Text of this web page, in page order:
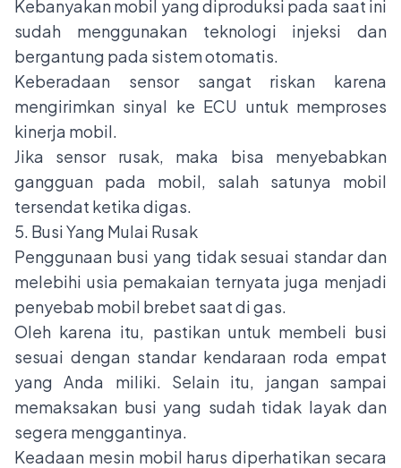
Kebanyakan mobil yang diproduksi pada saat ini
sudah menggunakan teknologi injeksi dan
bergantung pada sistem otomatis.
Keberadaan sensor sangat riskan karena
mengirimkan sinyal ke ECU untuk memproses
kinerja mobil.
Jika sensor rusak, maka bisa menyebabkan
gangguan pada mobil, salah satunya mobil
tersendat ketika digas.
5. Busi Yang Mulai Rusak
Penggunaan busi yang tidak sesuai standar dan
melebihi usia pemakaian ternyata juga menjadi
penyebab mobil brebet saat di gas.
Oleh karena itu, pastikan untuk membeli busi
sesuai dengan standar kendaraan roda empat
yang Anda miliki. Selain itu, jangan sampai
memaksakan busi yang sudah tidak layak dan
segera menggantinya.
Keadaan mesin mobil harus diperhatikan secara